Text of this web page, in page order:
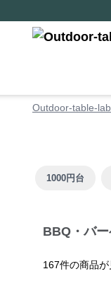
! 10%OFFクーポ
コー
Outdoor-table-
1000円台
BBQ・バ
167件の商品